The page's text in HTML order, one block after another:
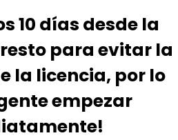
10 días desde la
para evitar la
la licencia, por lo
empezar